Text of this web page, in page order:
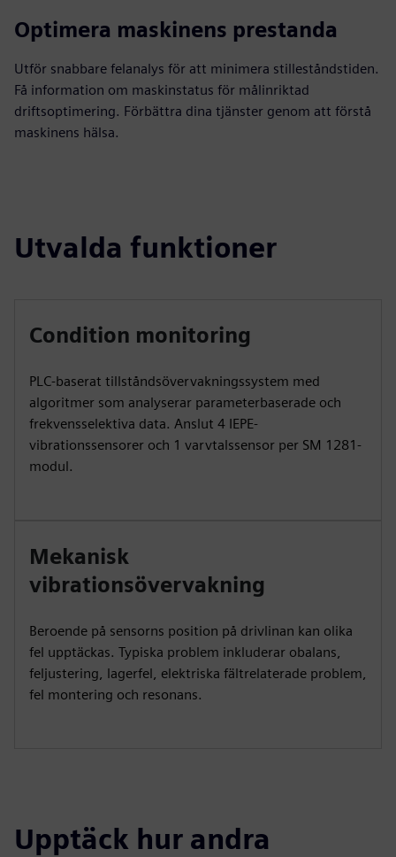
Optimera maskinens prestanda
Utför snabbare felanalys för att minimera stilleståndstiden.
Få information om maskinstatus för målinriktad
driftsoptimering. Förbättra dina tjänster genom att förstå
maskinens hälsa.
Utvalda funktioner
Condition monitoring
PLC-baserat tillståndsövervakningssystem med
algoritmer som analyserar parameterbaserade och
frekvensselektiva data. Anslut 4 IEPE-
vibrationssensorer och 1 varvtalssensor per SM 1281-
modul.
Mekanisk
vibrationsövervakning
Beroende på sensorns position på drivlinan kan olika
fel upptäckas. Typiska problem inkluderar obalans,
feljustering, lagerfel, elektriska fältrelaterade problem,
fel montering och resonans.
Upptäck hur andra